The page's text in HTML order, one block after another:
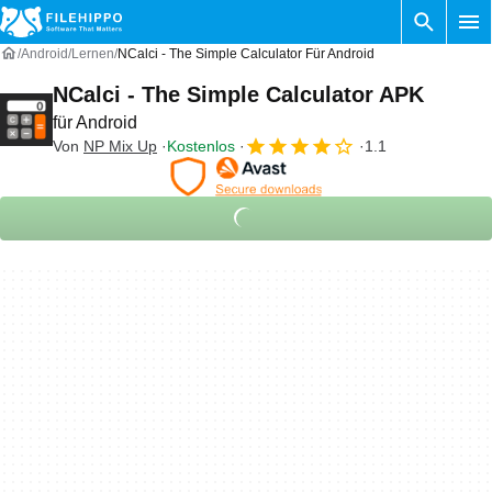
Android Lernen NCalci - The Simple Calculator Für Android
NCalci - The Simple Calculator APK
für Android
Von NP Mix Up Kostenlos 1.1